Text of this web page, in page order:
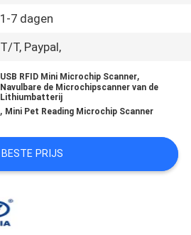
1-7 dagen
T/T, Paypal,
USB RFID Mini Microchip Scanner,
Navulbare de Microchipscanner van de
Lithiumbatterij
, Mini Pet Reading Microchip Scanner
BESTE PRIJS